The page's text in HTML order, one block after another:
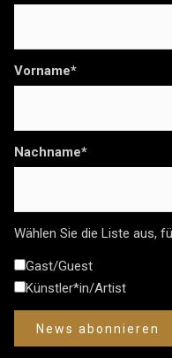
Vorname*
Nachname*
Wählen Sie die Liste aus,
Gast/Guest
Künstler*in/Artist